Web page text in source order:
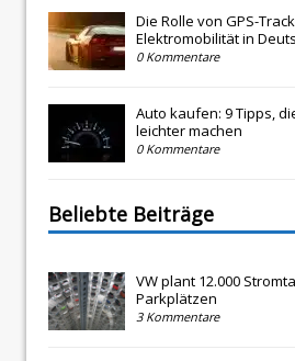
Die Rolle von GPS-
Elektromobilität in
0 Kommentare
Auto kaufen: 9 Tipps,
leichter machen
0 Kommentare
Beliebte Beiträge
VW plant 12.000
Parkplätzen
3 Kommentare